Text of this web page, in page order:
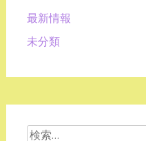
最新情報
未分類
検